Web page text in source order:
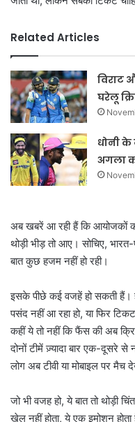
Related Articles
विराट
घरेलू
धोनी के
अगला
अब खबरें आ रही हैं कि आयोजकों
थोड़ी भीड़ तो आए। सोचिए,
बात कुछ हजम नहीं हो रही।
इसके पीछे कई वजहें हो सकती हैं।
पसंद नहीं आ रहा हो, या फिर
कहीं ये तो नहीं कि फैंस की अब
दोनों टीमें ज़्यादा बार एक-दूसरे से
लोग अब टीवी या मोबाइल पर
जो भी वजह हो, ये बात तो थोड़ी
खेल नहीं होता, ये एक इमोशन